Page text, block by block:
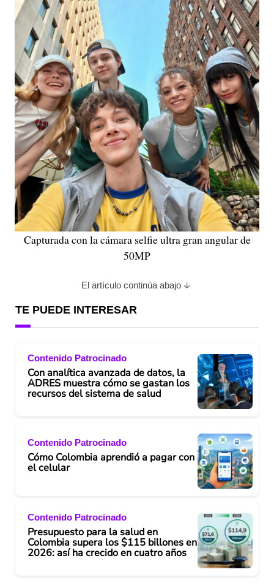
Capturada con la cámara selfie ultra gran angular de
50MP
El artículo continúa abajo
TE PUEDE INTERESAR
Contenido Patrocinado
Con analítica avanzada de datos, la
ADRES muestra cómo se gastan los
recursos del sistema de salud
Contenido Patrocinado
Cómo Colombia aprendió a pagar con
el celular
Contenido Patrocinado
Presupuesto para la salud en
Colombia supera los $115 billones en
2026: así ha crecido en cuatro años